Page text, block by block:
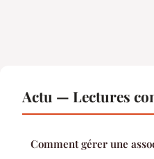
Actu — Lectures
Comment gérer une